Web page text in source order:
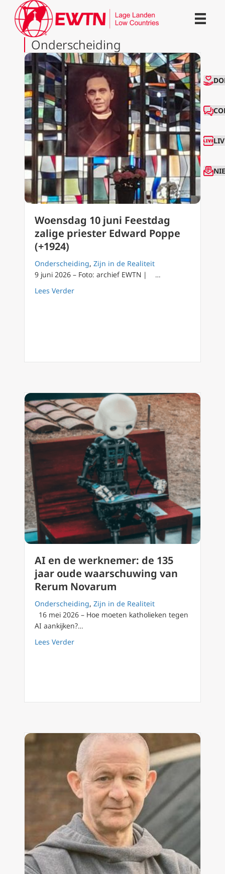
Onderscheiding
Woensdag 10 juni Feestdag
zalige priester Edward Poppe
(+1924)
Onderscheiding, Zijn in de Realiteit
9 juni 2026 – Foto: archief EWTN | …
Lees Verderabout Woensdag 10 juni Feestdag zalige
AI en de werknemer: de 135
jaar oude waarschuwing van
Rerum Novarum
Onderscheiding, Zijn in de Realiteit
16 mei 2026 – Hoe moeten katholieken tegen
AI aankijken?…
Lees Verderabout AI en de werknemer: de 135 jaar